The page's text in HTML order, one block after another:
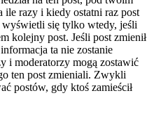
ile razy i kiedy ostatni raz post
wyświetli się tylko wtedy, jeśli
kolejny post. Jeśli post zmienił
ta nie zostanie
i moderatorzy mogą zostawić
ten post zmieniali. Zwykli
postów, gdy ktoś zamieścił